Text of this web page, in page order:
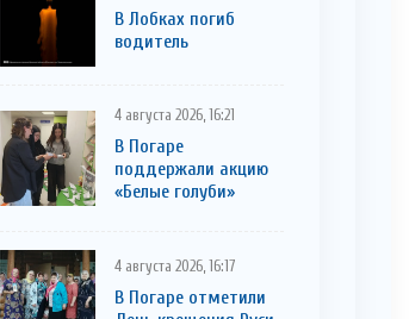
В Лобках погиб
водитель
4 августа 2026, 16:21
В Погаре
поддержали акцию
«Белые голуби»
4 августа 2026, 16:17
В Погаре отметили